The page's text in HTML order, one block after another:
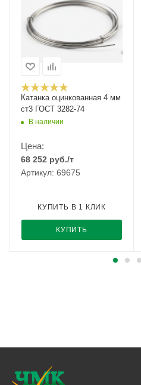
Катанка оцинкованная 4 мм
ст3 ГОСТ 3282-74
В наличии
Цена:
68 252 руб./т
Артикул: 69675
КУПИТЬ
КУПИТЬ В 1 КЛИК